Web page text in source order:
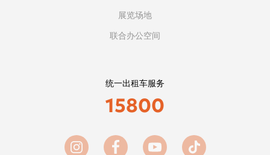
展览场地
联合办公空间
统一出租车服务
15800